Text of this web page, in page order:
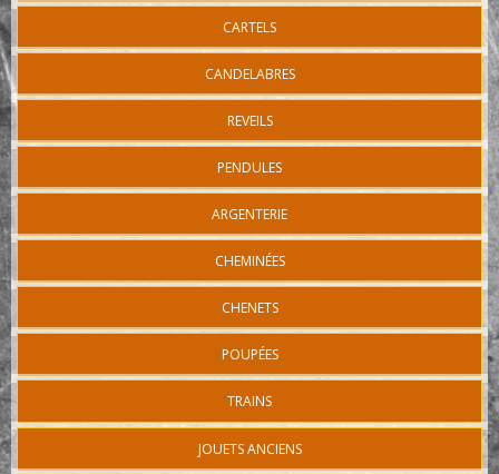
CARTELS
CANDELABRES
REVEILS
PENDULES
ARGENTERIE
CHEMINÉES
CHENETS
POUPÉES
TRAINS
JOUETS ANCIENS